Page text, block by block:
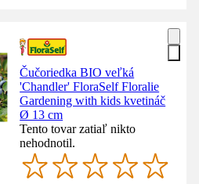
Čučoriedka BIO veľká
'Chandler' FloraSelf Floralie
Gardening with kids kvetináč
Ø 13 cm
Tento tovar zatiaľ nikto
nehodnotil.